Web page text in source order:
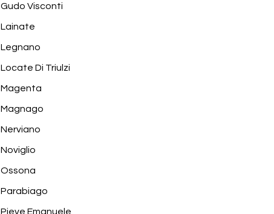
Gudo Visconti
Lainate
Legnano
Locate Di Triulzi
Magenta
Magnago
Nerviano
Noviglio
Ossona
Parabiago
Pieve Emanuele